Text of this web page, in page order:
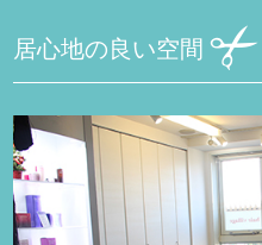
居心地の良い空間